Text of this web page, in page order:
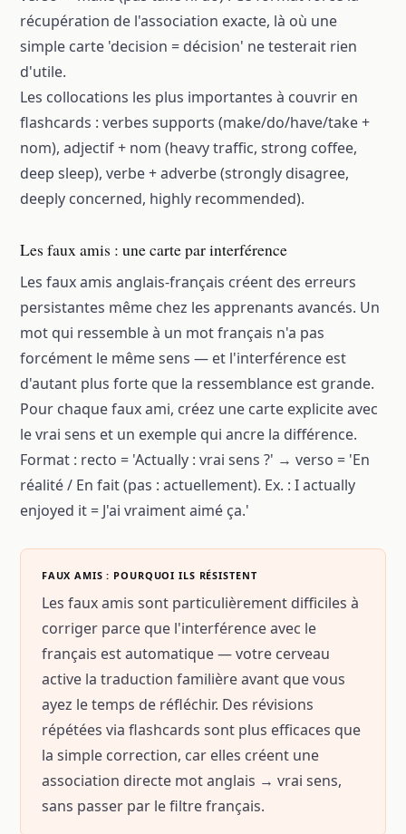
récupération de l'association exacte, là où une
simple carte 'decision = décision' ne testerait rien
d'utile.
Les collocations les plus importantes à couvrir en
flashcards : verbes supports (make/do/have/take +
nom), adjectif + nom (heavy traffic, strong coffee,
deep sleep), verbe + adverbe (strongly disagree,
deeply concerned, highly recommended).
Les faux amis : une carte par interférence
Les faux amis anglais-français créent des erreurs
persistantes même chez les apprenants avancés. Un
mot qui ressemble à un mot français n'a pas
forcément le même sens — et l'interférence est
d'autant plus forte que la ressemblance est grande.
Pour chaque faux ami, créez une carte explicite avec
le vrai sens et un exemple qui ancre la différence.
Format : recto = 'Actually : vrai sens ?' → verso = 'En
réalité / En fait (pas : actuellement). Ex. : I actually
enjoyed it = J'ai vraiment aimé ça.'
FAUX AMIS : POURQUOI ILS RÉSISTENT
Les faux amis sont particulièrement difficiles à
corriger parce que l'interférence avec le
français est automatique — votre cerveau
active la traduction familière avant que vous
ayez le temps de réfléchir. Des révisions
répétées via flashcards sont plus efficaces que
la simple correction, car elles créent une
association directe mot anglais → vrai sens,
sans passer par le filtre français.